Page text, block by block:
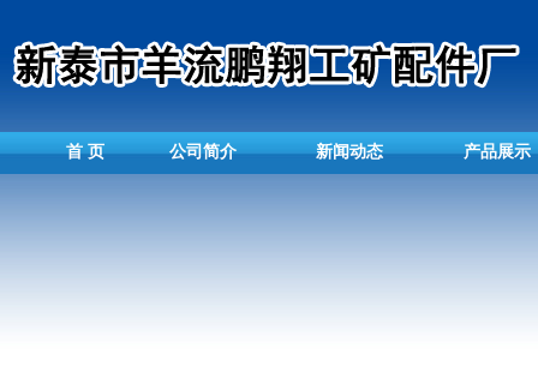
首 页 公司简介 新闻动态 产品展示